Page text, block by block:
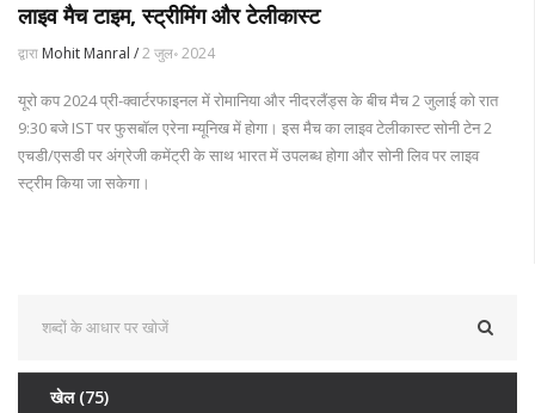
लाइव मैच टाइम, स्ट्रीमिंग और टेलीकास्ट
द्वारा Mohit Manral /2 जुल॰ 2024
यूरो कप 2024 प्री-क्वार्टरफाइनल में रोमानिया और नीदरलैंड्स के बीच मैच 2 जुलाई को रात
9:30 बजे IST पर फुसबॉल एरेना म्यूनिख में होगा। इस मैच का लाइव टेलीकास्ट सोनी टेन 2
एचडी/एसडी पर अंग्रेजी कमेंट्री के साथ भारत में उपलब्ध होगा और सोनी लिव पर लाइव
स्ट्रीम किया जा सकेगा।
खेल (75)